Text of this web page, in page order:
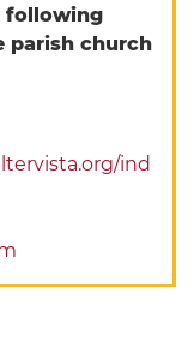
following
parish church
ind